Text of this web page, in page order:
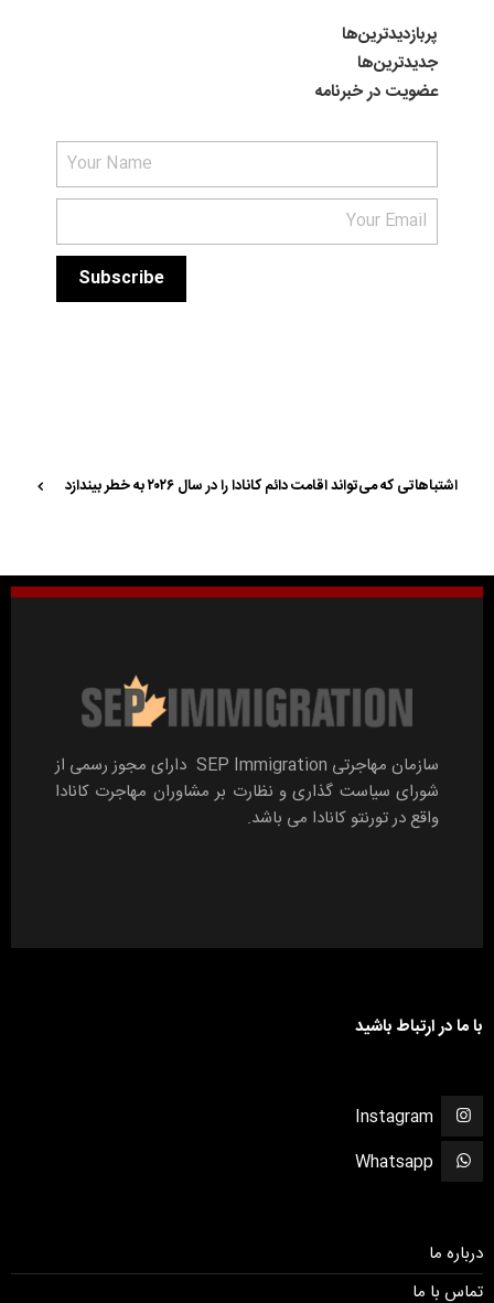
پربازدیدترین‌ها
جدیدترین‌ها
عضویت در خبرنامه
اشتباهاتی که می‌تواند اقامت دائم کانادا را در سال ۲۰۲۶ به خطر بیندازد
سازمان مهاجرتی SEP Immigration دارای مجوز رسمی از
شورای سیاست گذاری و نظارت بر مشاوران مهاجرت کانادا
واقع در تورنتو کانادا می باشد.
با ما در ارتباط باشید
Instagram
Whatsapp
درباره ما
تماس با ما